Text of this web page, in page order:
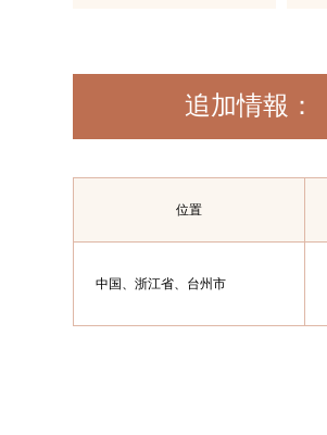
追加情報：
位置
中国、浙江省、台州市